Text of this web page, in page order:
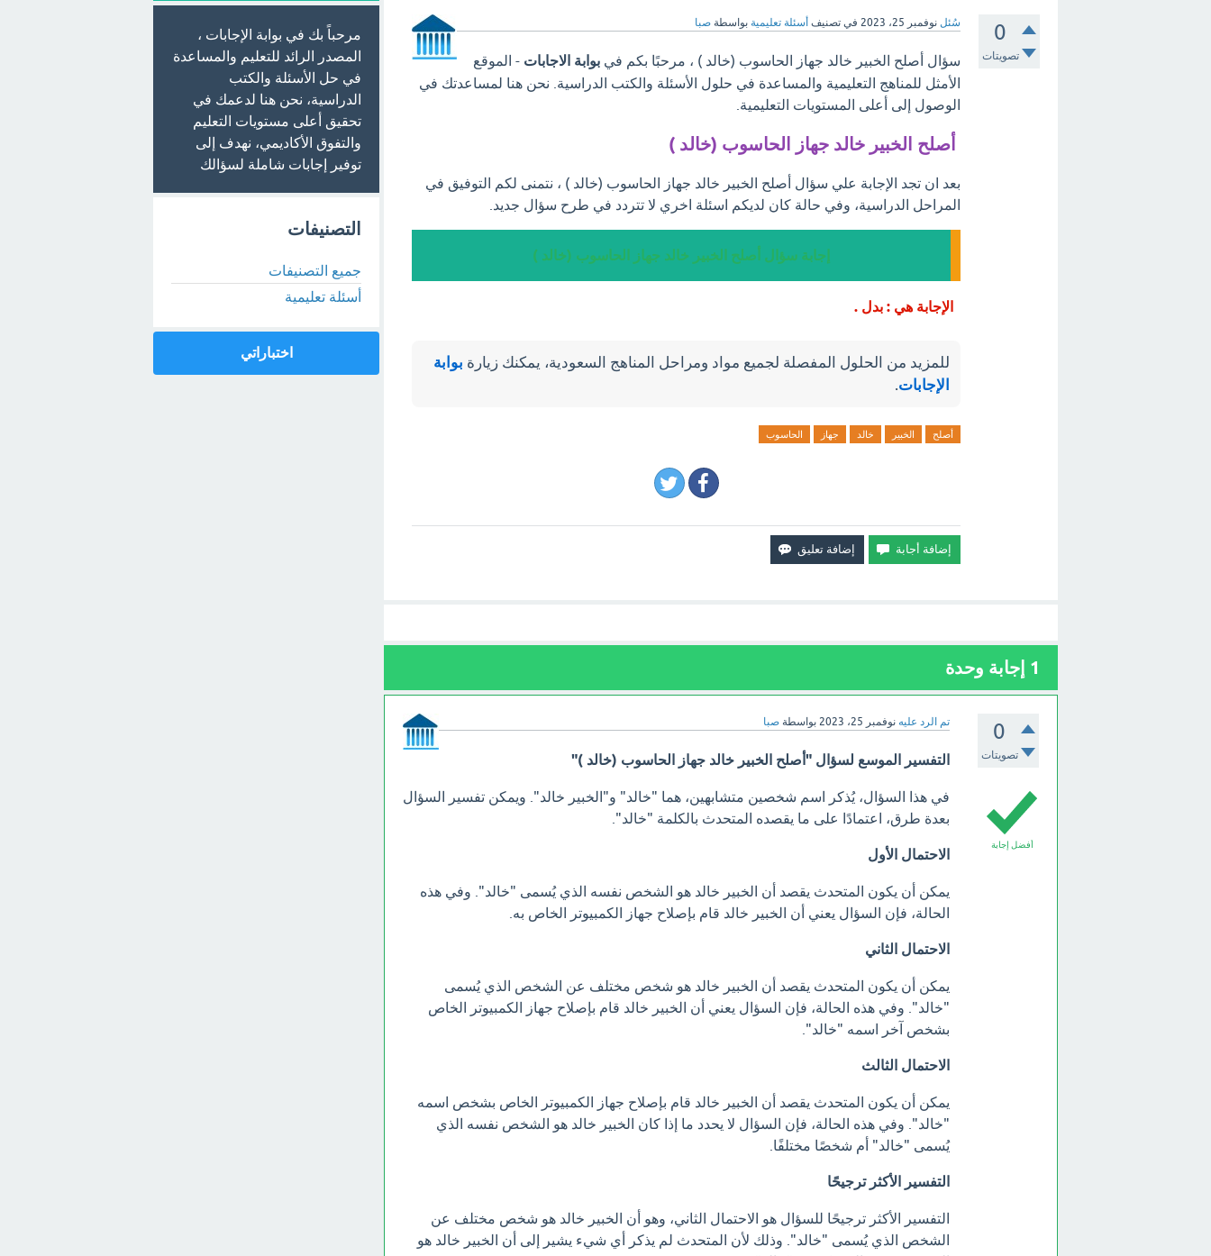
0
تصويتات
سُئل نوفمبر 25، 2023 في تصنيف أسئلة تعليمية بواسطة صبا
سؤال أصلح الخبير خالد جهاز الحاسوب (خالد ) ، مرحبًا بكم في بوابة الاجابات - الموقع
الأمثل للمناهج التعليمية والمساعدة في حلول الأسئلة والكتب الدراسية. نحن هنا لمساعدتك في
الوصول إلى أعلى المستويات التعليمية.
أصلح الخبير خالد جهاز الحاسوب (خالد )
بعد ان تجد الإجابة علي سؤال أصلح الخبير خالد جهاز الحاسوب (خالد ) ، نتمنى لكم التوفيق في
المراحل الدراسية، وفي حالة كان لديكم اسئلة اخري لا تتردد في طرح سؤال جديد.
إجابة سؤال أصلح الخبير خالد جهاز الحاسوب (خالد )
الإجابة هي : بدل .
للمزيد من الحلول المفصلة لجميع مواد ومراحل المناهج السعودية، يمكنك زيارة بوابة
الإجابات.
أصلح الخبير خالد جهاز الحاسوب
1 إجابة وحدة
0
تصويتات
تم الرد عليه نوفمبر 25، 2023 بواسطة صبا
أفضل إجابة
التفسير الموسع لسؤال "أصلح الخبير خالد جهاز الحاسوب (خالد )"
في هذا السؤال، يُذكر اسم شخصين متشابهين، هما "خالد" و"الخبير خالد". ويمكن تفسير السؤال
بعدة طرق، اعتمادًا على ما يقصده المتحدث بالكلمة "خالد".
الاحتمال الأول
يمكن أن يكون المتحدث يقصد أن الخبير خالد هو الشخص نفسه الذي يُسمى "خالد". وفي هذه
الحالة، فإن السؤال يعني أن الخبير خالد قام بإصلاح جهاز الكمبيوتر الخاص به.
الاحتمال الثاني
يمكن أن يكون المتحدث يقصد أن الخبير خالد هو شخص مختلف عن الشخص الذي يُسمى
"خالد". وفي هذه الحالة، فإن السؤال يعني أن الخبير خالد قام بإصلاح جهاز الكمبيوتر الخاص
بشخص آخر اسمه "خالد".
الاحتمال الثالث
يمكن أن يكون المتحدث يقصد أن الخبير خالد قام بإصلاح جهاز الكمبيوتر الخاص بشخص اسمه
"خالد". وفي هذه الحالة، فإن السؤال لا يحدد ما إذا كان الخبير خالد هو الشخص نفسه الذي
يُسمى "خالد" أم شخصًا مختلفًا.
التفسير الأكثر ترجيحًا
التفسير الأكثر ترجيحًا للسؤال هو الاحتمال الثاني، وهو أن الخبير خالد هو شخص مختلف عن
الشخص الذي يُسمى "خالد". وذلك لأن المتحدث لم يذكر أي شيء يشير إلى أن الخبير خالد هو
مرحباً بك في بوابة الإجابات ،
المصدر الرائد للتعليم والمساعدة
في حل الأسئلة والكتب
الدراسية، نحن هنا لدعمك في
تحقيق أعلى مستويات التعليم
والتفوق الأكاديمي، نهدف إلى
توفير إجابات شاملة لسؤالك
التصنيفات
جميع التصنيفات
أسئلة تعليمية
اختباراتي